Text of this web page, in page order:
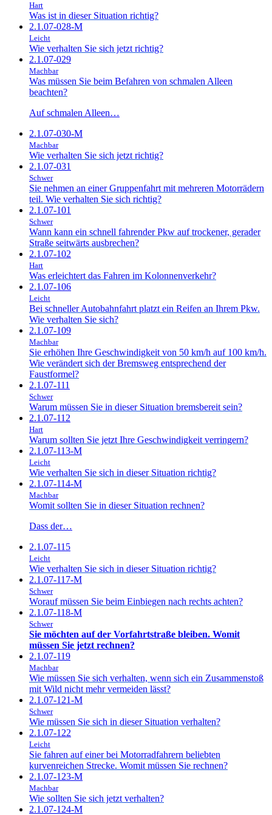
Hart
Was ist in dieser Situation richtig?
2.1.07-028-M
Leicht
Wie verhalten Sie sich jetzt richtig?
2.1.07-029
Machbar
Was müssen Sie beim Befahren von schmalen Alleen
beachten?
Auf schmalen Alleen…
2.1.07-030-M
Machbar
Wie verhalten Sie sich jetzt richtig?
2.1.07-031
Schwer
Sie nehmen an einer Gruppenfahrt mit mehreren Motorrädern
teil. Wie verhalten Sie sich richtig?
2.1.07-101
Schwer
Wann kann ein schnell fahrender Pkw auf trockener, gerader
Straße seitwärts ausbrechen?
2.1.07-102
Hart
Was erleichtert das Fahren im Kolonnenverkehr?
2.1.07-106
Leicht
Bei schneller Autobahnfahrt platzt ein Reifen an Ihrem Pkw.
Wie verhalten Sie sich?
2.1.07-109
Machbar
Sie erhöhen Ihre Geschwindigkeit von 50 km/h auf 100 km/h.
Wie verändert sich der Bremsweg entsprechend der
Faustformel?
2.1.07-111
Schwer
Warum müssen Sie in dieser Situation bremsbereit sein?
2.1.07-112
Hart
Warum sollten Sie jetzt Ihre Geschwindigkeit verringern?
2.1.07-113-M
Leicht
Wie verhalten Sie sich in dieser Situation richtig?
2.1.07-114-M
Machbar
Womit sollten Sie in dieser Situation rechnen?
Dass der…
2.1.07-115
Leicht
Wie verhalten Sie sich in dieser Situation richtig?
2.1.07-117-M
Schwer
Worauf müssen Sie beim Einbiegen nach rechts achten?
2.1.07-118-M
Schwer
Sie möchten auf der Vorfahrtstraße bleiben. Womit
müssen Sie jetzt rechnen?
2.1.07-119
Machbar
Wie müssen Sie sich verhalten, wenn sich ein Zusammenstoß
mit Wild nicht mehr vermeiden lässt?
2.1.07-121-M
Schwer
Wie müssen Sie sich in dieser Situation verhalten?
2.1.07-122
Leicht
Sie fahren auf einer bei Motorradfahrern beliebten
kurvenreichen Strecke. Womit müssen Sie rechnen?
2.1.07-123-M
Machbar
Wie sollten Sie sich jetzt verhalten?
2.1.07-124-M